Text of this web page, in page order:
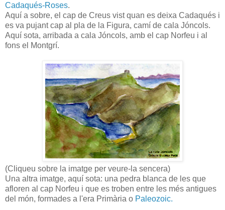
Cadaqués-Roses.
Aquí a sobre, el cap de Creus vist quan es deixa Cadaqués i
es va pujant cap al pla de la Figura, camí de cala Jóncols.
Aquí sota, arribada a cala Jóncols, amb el cap Norfeu i al
fons el Montgrí.
(Cliqueu sobre la imatge per veure-la sencera)
Una altra imatge, aquí sota: una pedra blanca de les que
afloren al cap Norfeu i que es troben entre les més antigues
del món, formades a l'era Primària o Paleozoic.